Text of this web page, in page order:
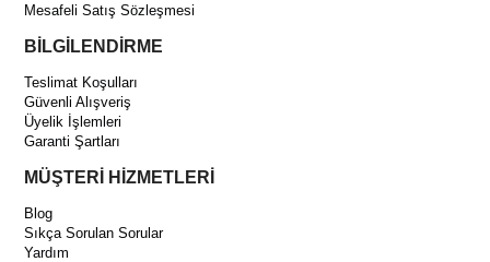
Mesafeli Satış Sözleşmesi
BİLGİLENDİRME
Teslimat Koşulları
Güvenli Alışveriş
Üyelik İşlemleri
Garanti Şartları
MÜŞTERİ HİZMETLERİ
Blog
Sıkça Sorulan Sorular
Yardım